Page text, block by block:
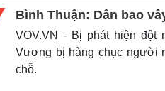
Bình Thuận: Dân bao
VOV.VN - Bị phát hiện đột
Vương bị hàng chục người
chỗ.